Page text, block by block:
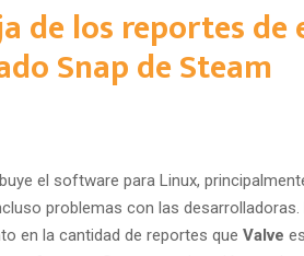
de los reportes de
Snap de Steam
el software para Linux,
problemas con las
en la cantidad de reportes que Valve